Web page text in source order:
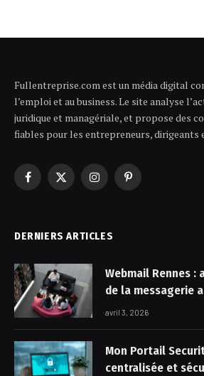
Fullentreprise.com est un média digital
l’emploi et au business. Le site analyse
juridique et managériale, et propose des
fiables pour les entrepreneurs, dirigeants
Facebook
X
InstagramPinterest
DERNIERS ARTICLES
Webmail Rennes
de la messagerie
avril 3, 2026
Mon Portail
centralisée et